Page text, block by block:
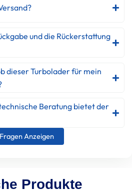
und die Rückerstattung
dieser Turbolader für mein
Beratung bietet der
Anzeigen
Produkte